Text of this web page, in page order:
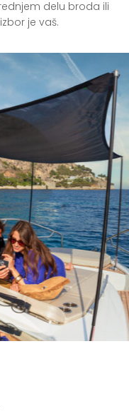
delu broda ili
je vaš.